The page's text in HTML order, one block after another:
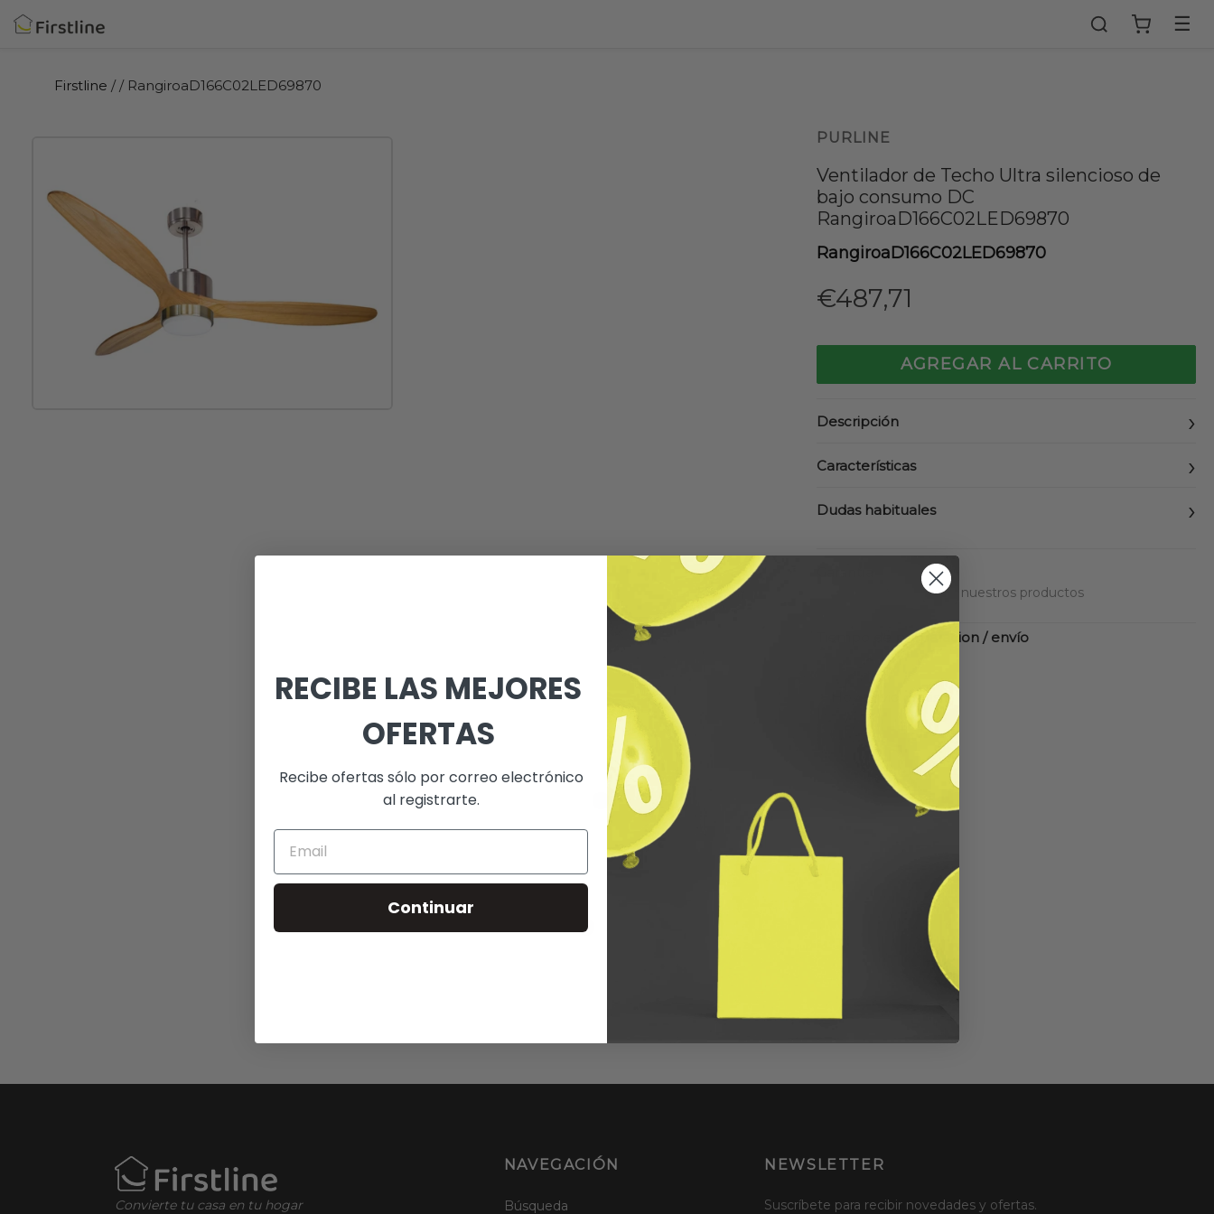
directamente
☰
Firstline // RangiroaD166C02LED69870
PURLINE
Ventilador de Techo Ultra silencioso de
bajo consumo DC
RangiroaD166C02LED69870
RangiroaD166C02LED69870
Precio
€487,71
AGREGAR AL CARRITO
Descripción
Características
Dudas habituales
Hasta 3 años en todos nuestros productos
Tiempo de preparacion / envío
24-48 horas
Convierte tu casa en tu hogar
NAVEGACIÓN
Búsqueda
NEWSLETTER
Suscríbete para recibir novedades y ofertas.
RECIBE LAS MEJORES
OFERTAS
Recibe ofertas sólo por correo electrónico
al registrarte.
Continuar